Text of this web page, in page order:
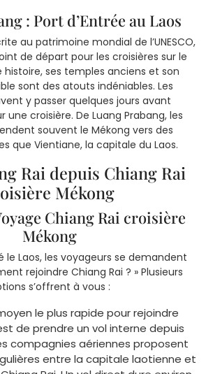
: Port d’Entrée au Laos
au patrimoine mondial de l’UNESCO,
de départ pour les croisières sur le
histoire, ses temples anciens et son
sont des atouts indéniables. Les
y passer quelques jours avant
une croisière. De Luang Prabang, les
souvent le Mékong vers des
que Vientiane, la capitale du Laos.
Rai depuis Chiang Rai
Mékong
Chiang Rai croisière
Mékong
le Laos, les voyageurs se demandent
rejoindre Chiang Rai ? » Plusieurs
s’offrent à vous :
le plus rapide pour rejoindre
de prendre un vol interne depuis
compagnies aériennes proposent
entre la capitale laotienne et